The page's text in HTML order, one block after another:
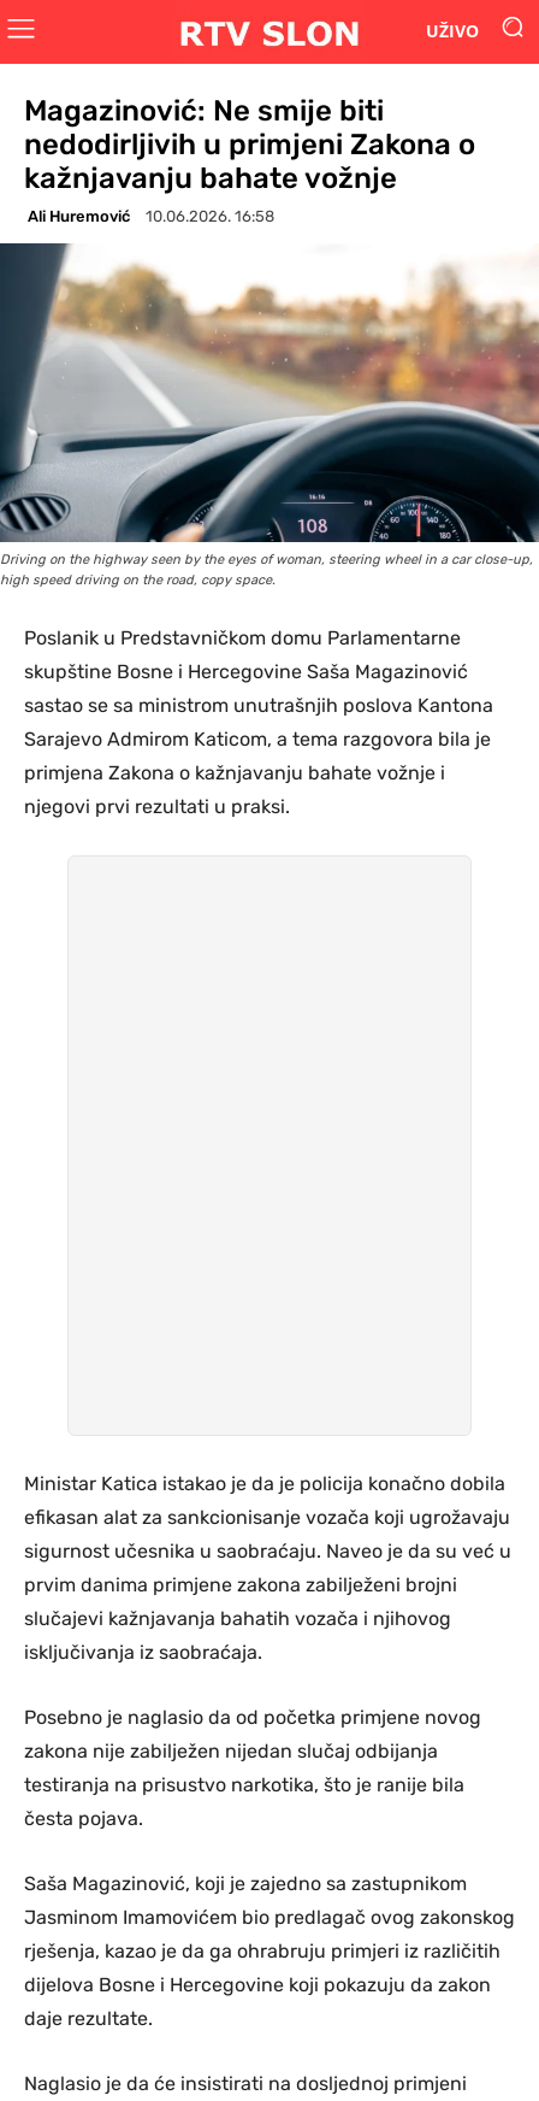
UŽIVO
Magazinović: Ne smije biti
nedodirljivih u primjeni Zakona o
kažnjavanju bahate vožnje
Ali Huremović 10.06.2026. 16:58
Driving on the highway seen by the eyes of woman, steering wheel in a car close-up,
high speed driving on the road, copy space.
Poslanik u Predstavničkom domu Parlamentarne
skupštine Bosne i Hercegovine Saša Magazinović
sastao se sa ministrom unutrašnjih poslova Kantona
Sarajevo Admirom Katicom, a tema razgovora bila je
primjena Zakona o kažnjavanju bahate vožnje i
njegovi prvi rezultati u praksi.
Ministar Katica istakao je da je policija konačno dobila
efikasan alat za sankcionisanje vozača koji ugrožavaju
sigurnost učesnika u saobraćaju. Naveo je da su već u
prvim danima primjene zakona zabilježeni brojni
slučajevi kažnjavanja bahatih vozača i njihovog
isključivanja iz saobraćaja.
Posebno je naglasio da od početka primjene novog
zakona nije zabilježen nijedan slučaj odbijanja
testiranja na prisustvo narkotika, što je ranije bila
česta pojava.
Saša Magazinović, koji je zajedno sa zastupnikom
Jasminom Imamovićem bio predlagač ovog zakonskog
rješenja, kazao je da ga ohrabruju primjeri iz različitih
dijelova Bosne i Hercegovine koji pokazuju da zakon
daje rezultate.
Naglasio je da će insistirati na dosljednoj primjeni